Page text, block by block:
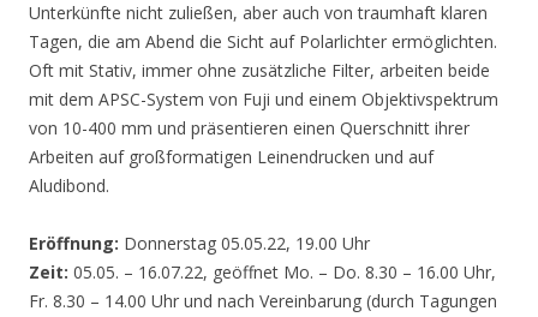
Unterkünfte nicht zuließen, aber auch von traumhaft klaren
Tagen, die am Abend die Sicht auf Polarlichter ermöglichten.
Oft mit Stativ, immer ohne zusätzliche Filter, arbeiten beide
mit dem APSC-System von Fuji und einem Objektivspektrum
von 10-400 mm und präsentieren einen Querschnitt ihrer
Arbeiten auf großformatigen Leinendrucken und auf
Aludibond.
Eröffnung: Donnerstag 05.05.22, 19.00 Uhr
Zeit: 05.05. – 16.07.22, geöffnet Mo. – Do. 8.30 – 16.00 Uhr,
Fr. 8.30 – 14.00 Uhr und nach Vereinbarung (durch Tagungen